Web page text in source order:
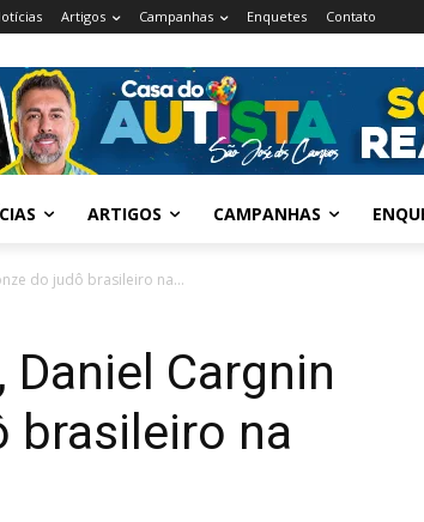
Artigos Campanhas Enquetes Contato
ARTIGOS CAMPANHAS
do judô brasileiro na...
Cargnin
brasileiro na